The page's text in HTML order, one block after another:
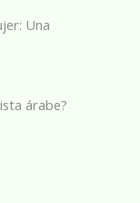
Una
árabe?